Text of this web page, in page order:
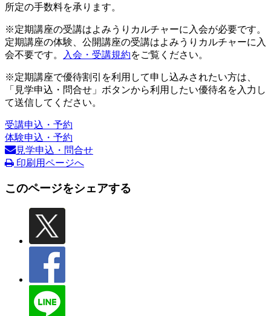
所定の手数料を承ります。
※定期講座の受講はよみうりカルチャーに入会が必要です。
定期講座の体験、公開講座の受講はよみうりカルチャーに入
会不要です。
入会・受講規約をご覧ください。
※定期講座で優待割引を利用して申し込みされたい方は、
「見学申込・問合せ」ボタンから利用したい優待名を入力し
て送信してください。
受講申込・予約
体験申込・予約
見学申込・問合せ
印刷用ページへ
このページをシェアする